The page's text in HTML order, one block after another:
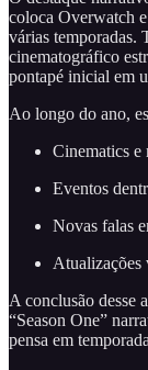
coloca Overwatch
várias temporadas.
cinematográfico
pontapé inicial em
Ao longo do ano,
Cinematics e
Eventos
Novas falas
Atualizações
A conclusão desse
“Season One”
pensa em